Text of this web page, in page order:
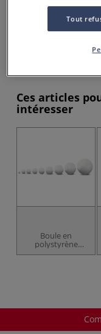
Ces articles
intéresser
Boule en
polystyrène
expansé blanche
Tout